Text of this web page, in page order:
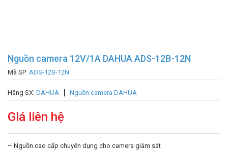
Nguồn camera 12V/1A DAHUA ADS-12B-12N
Mã SP: ADS-12B-12N
Hãng SX: DAHUA Nguồn camera DAHUA
Giá liên hệ
– Nguồn cao cấp chuyên dụng cho camera giám sát